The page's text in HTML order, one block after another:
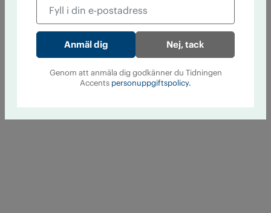
Nej, tack
Genom att anmäla dig godkänner du Tidningen
Accents personuppgiftspolicy.